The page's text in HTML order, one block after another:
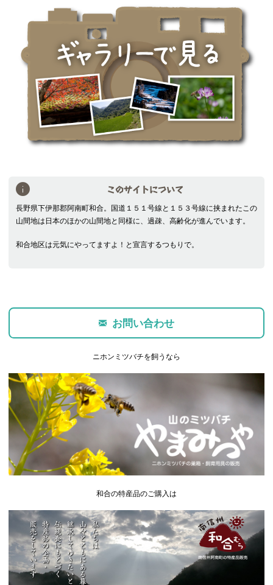
このサイトについて
長野県下伊那郡阿南町和合。国道１５１号線と１５３号線に挟まれたこの
山間地は日本のほかの山間地と同様に、過疎、高齢化が進んでいます。
和合地区は元気にやってますよ！と宣言するつもりで。
お問い合わせ
ニホンミツバチを飼うなら
和合の特産品のご購入は